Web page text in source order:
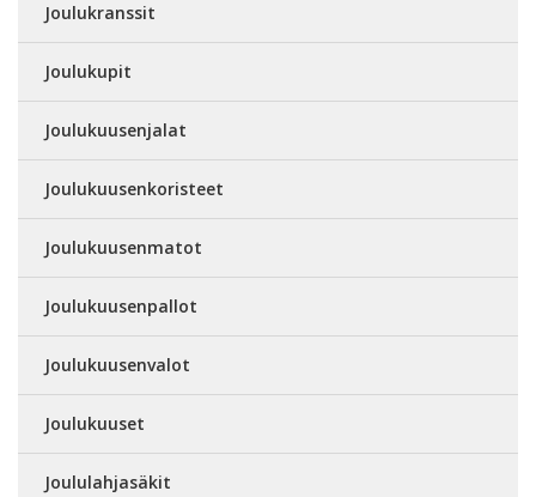
Joulukranssit
Joulukupit
Joulukuusenjalat
Joulukuusenkoristeet
Joulukuusenmatot
Joulukuusenpallot
Joulukuusenvalot
Joulukuuset
Joululahjasäkit